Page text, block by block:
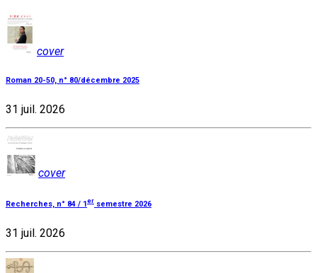
cover
Roman 20-50, n° 80/décembre 2025
31 juil. 2026
cover
Recherches, n° 84 / 1er semestre 2026
31 juil. 2026